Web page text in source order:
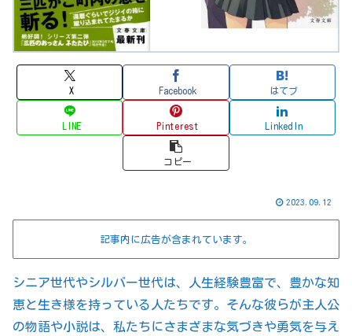
X Facebook はてブ
LINE Pinterest LinkedIn
コピー
2023.09.12
記事内に広告が含まれています。
シニア世代やシルバー世代は、人生経験豊富で、豊かな知
恵と生き様を持っている人たちです。そんな彼らが主人公
の物語や小説は、私たちにさまざまな気づきや勇気を与え